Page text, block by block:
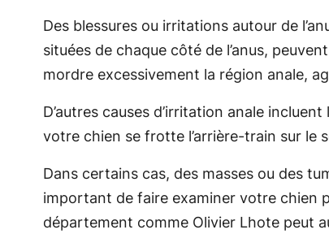
Des blessures ou irritations autour de
situées de chaque côté de l’anus,
mordre excessivement la région anale,
D’autres causes d’irritation anale
votre chien se frotte l’arrière-train sur le
Dans certains cas, des masses ou des
important de faire examiner votre chien
département comme Olivier Lhote peut